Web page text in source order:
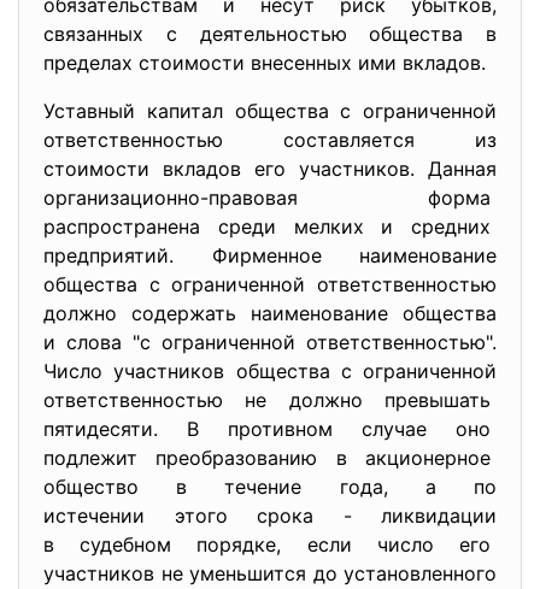
обязательствам и несут риск убытков,
связанных с деятельностью общества в
пределах стоимости внесенных ими вкладов.
Уставный капитал общества с ограниченной
ответственностью составляется из
стоимости вкладов его участников. Данная
организационно-правовая форма
распространена среди мелких и средних
предприятий. Фирменное наименование
общества с ограниченной ответственностью
должно содержать наименование общества
и слова "с ограниченной ответственностью".
Число участников общества с ограниченной
ответственностью не должно превышать
пятидесяти. В противном случае оно
подлежит преобразованию в акционерное
общество в течение года, а по
истечении этого срока - ликвидации
в судебном порядке, если число его
участников не уменьшится до установленного